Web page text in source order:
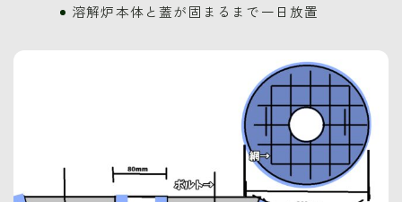
溶解炉本体と蓋が固まるまで一日放置